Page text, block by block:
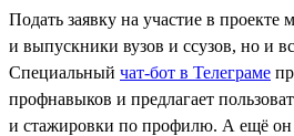
Подать заявку на участие в проекте
и выпускники вузов и ссузов, но и
Специальный чат-бот в Телеграме
профнавыков и предлагает
и стажировки по профилю. А ещё он